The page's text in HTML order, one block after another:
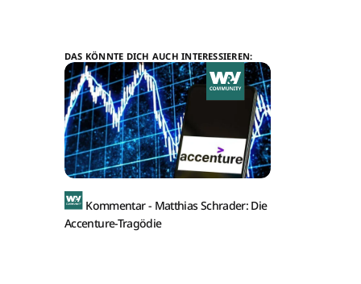
DAS KÖNNTE DICH AUCH INTERESSIEREN:
Kommentar - Matthias Schrader: Die
Accenture-Tragödie